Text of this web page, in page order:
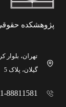
پژوهشکده
تهران، بلوار
گیلان، پلاک 5
88811581